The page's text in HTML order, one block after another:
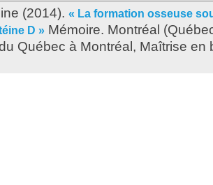
(2014). « La formation osseuse
D » Mémoire. Montréal
Québec à Montréal, Maîtrise en